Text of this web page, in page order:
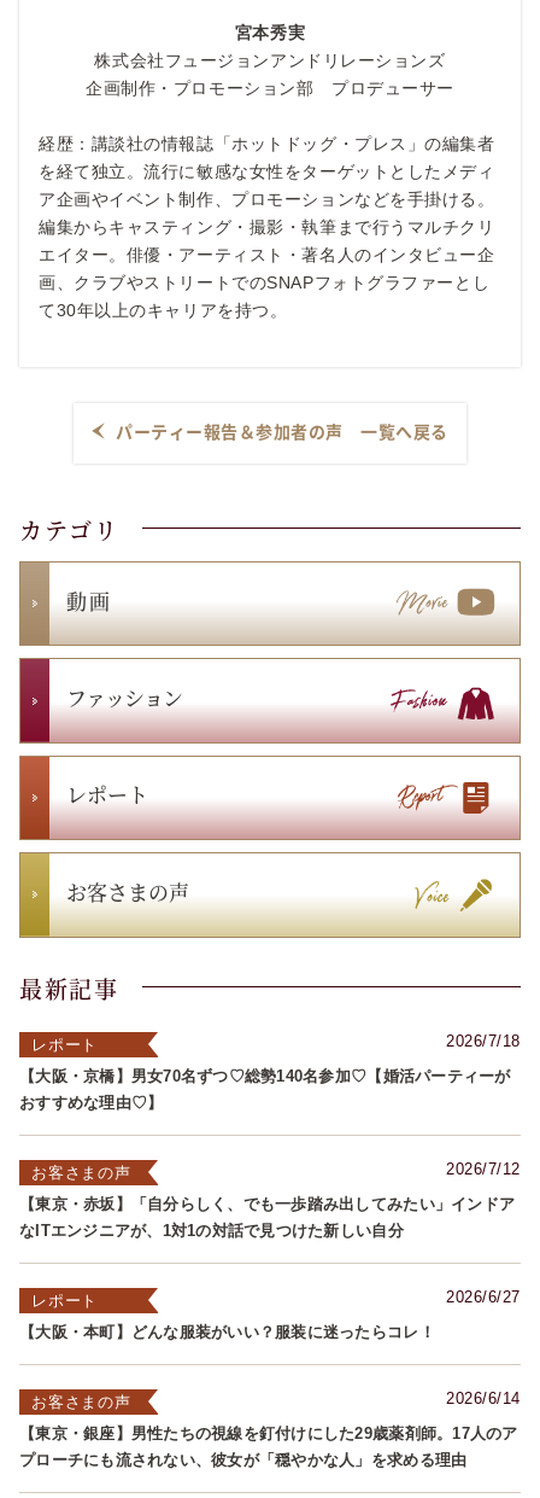
宮本秀実
株式会社フュージョンアンドリレーションズ
企画制作・プロモーション部 プロデューサー
経歴：講談社の情報誌「ホットドッグ・プレス」の編集者
を経て独立。流行に敏感な女性をターゲットとしたメディ
ア企画やイベント制作、プロモーションなどを手掛ける。
編集からキャスティング・撮影・執筆まで行うマルチクリ
エイター。俳優・アーティスト・著名人のインタビュー企
画、クラブやストリートでのSNAPフォトグラファーとし
て30年以上のキャリアを持つ。
パーティー報告＆参加者の声 一覧へ戻る
カテゴリ
動 画
ファッション
レポート
お客さまの声
最新記事
2026/7/18
レポート
【大阪・京橋】男女70名ずつ♡総勢140名参加♡【婚活パーティーが
おすすめな理由♡】
2026/7/12
お客さまの声
【東京・赤坂】「自分らしく、でも一歩踏み出してみたい」インドア
なITエンジニアが、1対1の対話で見つけた新しい自分
2026/6/27
レポート
【大阪・本町】どんな服装がいい？服装に迷ったらコレ！
2026/6/14
お客さまの声
【東京・銀座】男性たちの視線を釘付けにした29歳薬剤師。17人のア
プローチにも流されない、彼女が「穏やかな人」を求める理由